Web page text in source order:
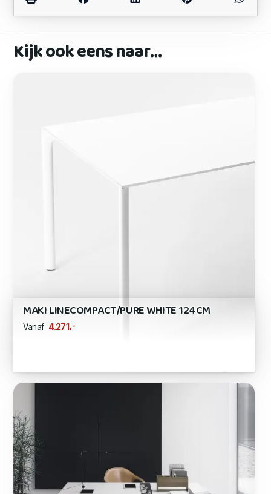
Kijk ook eens naar…
MAKI LINECOMPACT/PURE WHITE 124CM
Vanaf 4.271,-